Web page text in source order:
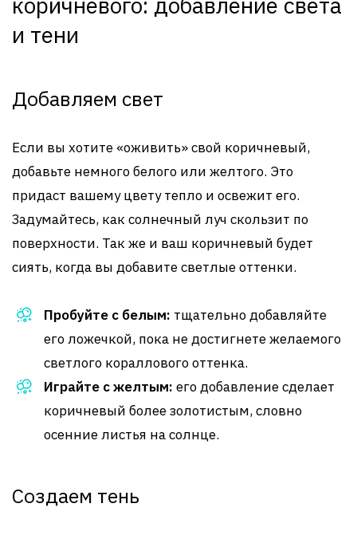
и тени
Добавляем свет
Если вы хотите «оживить» свой коричневый,
добавьте немного белого или желтого. Это
придаст вашему цвету тепло и освежит его.
Задумайтесь, как солнечный луч скользит по
поверхности. Так же и ваш коричневый будет
сиять, когда вы добавите светлые оттенки.
Пробуйте с белым: тщательно добавляйте
его ложечкой, пока не достигнете желаемого
светлого кораллового оттенка.
Играйте с желтым: его добавление сделает
коричневый более золотистым, словно
осенние листья на солнце.
Создаем тень